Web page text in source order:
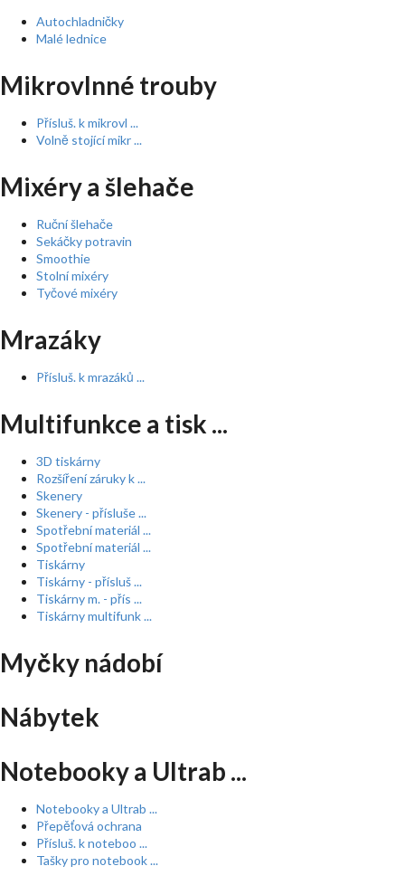
Autochladničky
Malé lednice
Mikrovlnné trouby
Přísluš. k mikrovl ...
Volně stojící mikr ...
Mixéry a šlehače
Ruční šlehače
Sekáčky potravin
Smoothie
Stolní mixéry
Tyčové mixéry
Mrazáky
Přísluš. k mrazáků ...
Multifunkce a tisk ...
3D tiskárny
Rozšíření záruky k ...
Skenery
Skenery - přísluše ...
Spotřební materiál ...
Spotřební materiál ...
Tiskárny
Tiskárny - přísluš ...
Tiskárny m. - přís ...
Tiskárny multifunk ...
Myčky nádobí
Nábytek
Notebooky a Ultrab ...
Notebooky a Ultrab ...
Přepěťová ochrana
Přísluš. k noteboo ...
Tašky pro notebook ...